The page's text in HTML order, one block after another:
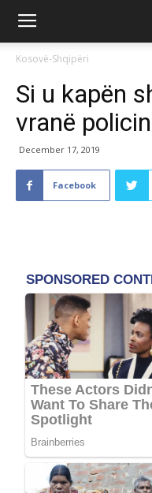
Kosovë-Shqipëri
Si u kapën
vranë
December 17, 2019
Facebook